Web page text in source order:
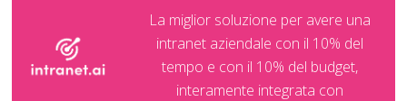
La miglior soluzione per avere una
intranet aziendale con il 10% del
tempo e con il 10% del budget,
interamente integrata con